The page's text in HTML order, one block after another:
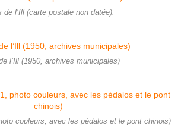
de l’Ill (carte postale non datée).
l’Ill (1950, archives municipales)
couleurs, avec les pédalos et le pont chinois)